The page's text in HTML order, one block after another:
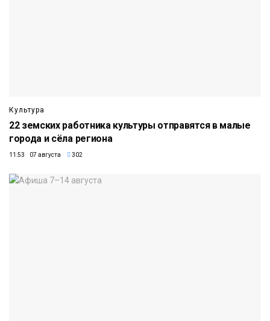
Культура
22 земских работника культуры отправятся в малые
города и сёла региона
11:53 07 августа 302